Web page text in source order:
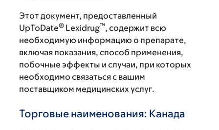
Этот документ, предоставленный
UpToDate® Lexidrug™, содержит всю
необходимую информацию о препарате,
включая показания, способ применения,
побочные эффекты и случаи, при которых
необходимо связаться с вашим
поставщиком медицинских услуг.
Торговые наименования: Канада